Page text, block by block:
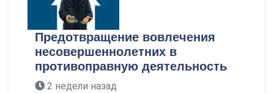
Предотвращение вовлечения
несовершеннолетних в
противоправную деятельность
2 недели назад